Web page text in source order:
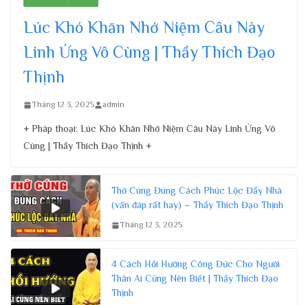
Lúc Khó Khăn Nhớ Niệm Câu Này
Linh Ứng Vô Cùng | Thầy Thích Đạo
Thịnh
Tháng 12 3, 2025 admin
+ Pháp thoại: Lúc Khó Khăn Nhớ Niệm Câu Này Linh Ứng Vô
Cùng | Thầy Thích Đạo Thịnh +
Thờ Cúng Đúng Cách Phúc Lộc Đầy Nhà
(vấn đáp rất hay) – Thầy Thích Đạo Thịnh
Tháng 12 3, 2025
4 Cách Hồi Hướng Công Đức Cho Người
Thân Ai Cũng Nên Biết | Thầy Thích Đạo
Thịnh